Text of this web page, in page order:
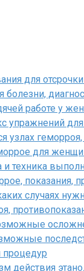
для
работе у
упражнений
узлах
для
техника
показания,
случаях
процедур
действия